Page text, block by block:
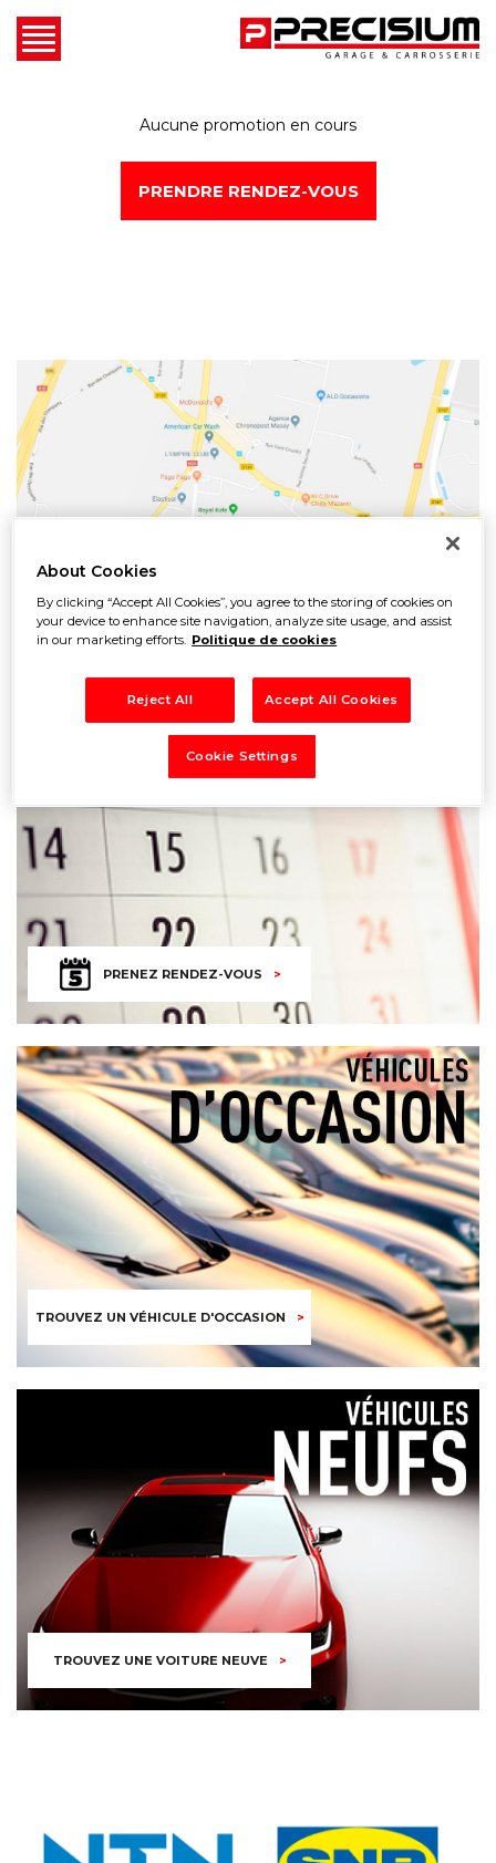
Aucune promotion en cours
PRENDRE RENDEZ-VOUS
TROUVEZ UN GARAGE
PRENEZ RENDEZ-VOUS
TROUVEZ UN VÉHICULE D'OCCASION
TROUVEZ UNE VOITURE NEUVE
About Cookies
By clicking “Accept All Cookies”, you agree to the storing of cookies on
your device to enhance site navigation, analyze site usage, and assist
in our marketing efforts. Politique de cookies
Reject All Accept All Cookies
Cookie Settings